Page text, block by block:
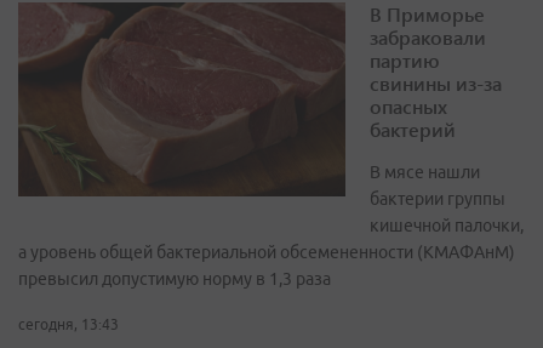
В Приморье
забраковали
партию
свинины из-за
опасных
бактерий
В мясе нашли
бактерии группы
кишечной палочки,
а уровень общей бактериальной обсемененности (КМАФАнМ)
превысил допустимую норму в 1,3 раза
сегодня, 13:43